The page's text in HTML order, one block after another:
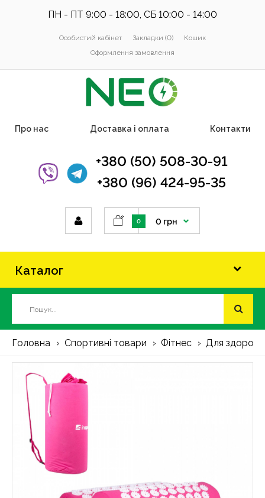
ПН - ПТ 9:00 - 18:00, СБ 10:00 - 14:00
Особистий кабінет Закладки (0)
Кошик
Оформлення замовлення
Про нас Доставка і оплата Контакти
+380 (50) 508-30-91
+380 (96) 424-95-35
0 0 грн
Каталог
Головна Спортивні товари Фітнес Для здоров'я